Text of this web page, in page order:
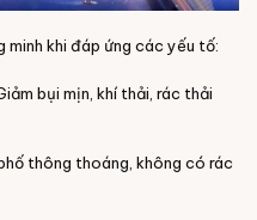
khi đáp ứng các yếu tố:
bụi mịn, khí thải, rác thải
thông thoáng, không có rác